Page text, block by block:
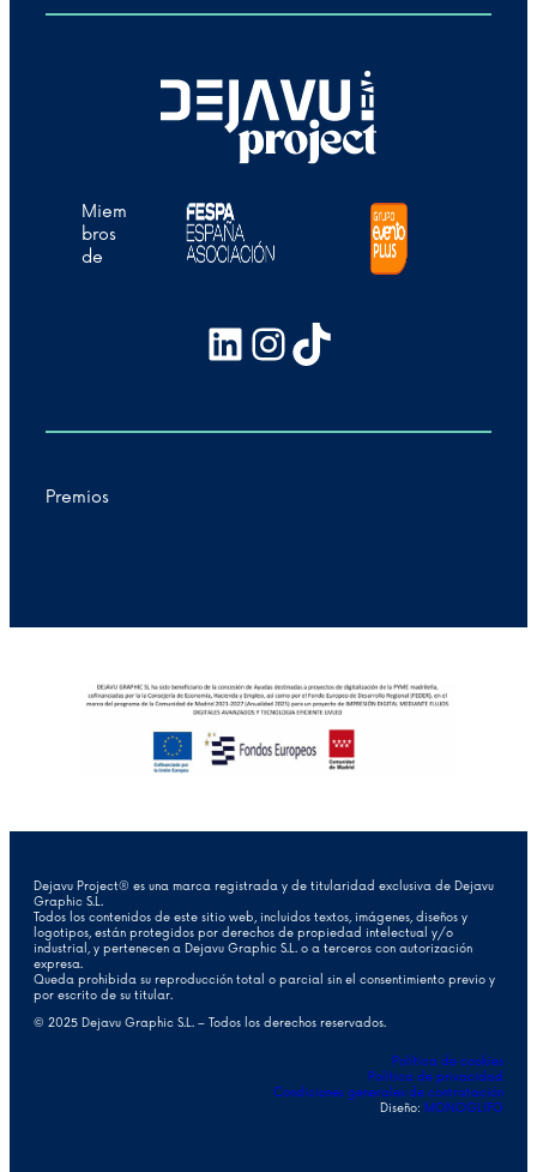
Miem
bros
de
LinkedIn Instagram TikTok
Premios
Dejavu Project® es una marca registrada y de titularidad exclusiva de Dejavu
Graphic S.L.
Todos los contenidos de este sitio web, incluidos textos, imágenes, diseños y
logotipos, están protegidos por derechos de propiedad intelectual y/o
industrial, y pertenecen a Dejavu Graphic S.L. o a terceros con autorización
expresa.
Queda prohibida su reproducción total o parcial sin el consentimiento previo y
por escrito de su titular.
© 2025 Dejavu Graphic S.L. – Todos los derechos reservados.
Política de cookies
Política de privacidad
Condiciones generales de contratación
Diseño: MONOGLIFO